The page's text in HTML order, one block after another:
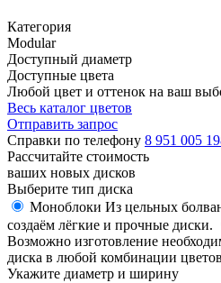
Категория
Modular
Доступный диаметр
Доступные цвета
Любой цвет и оттенок на ваш
Весь каталог цветов
Отправить запрос
Справки по телефону 8 951 005
Рассчитайте стоимость
ваших новых дисков
Выберите тип диска
Моноблоки Из цельных
создаём лёгкие и прочные диски.
Возможно изготовление
диска в любой комбинации
Укажите диаметр и ширину